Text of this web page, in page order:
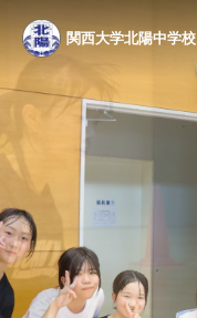
関西大学北陽中学校